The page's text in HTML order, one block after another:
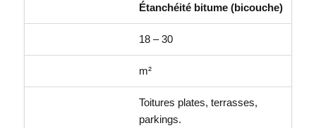
Étanchéité bitume (bicouche)
18 – 30
m²
Toitures plates, terrasses,
parkings.